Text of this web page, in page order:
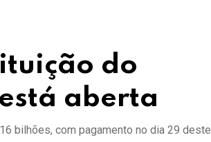
do
aberta
bilhões, com pagamento no dia 29 deste